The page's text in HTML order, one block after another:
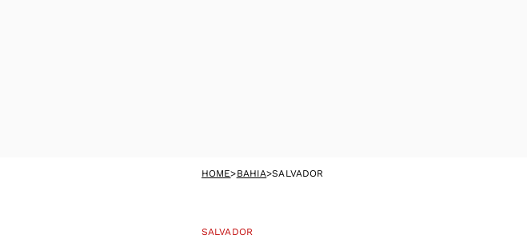
HOME>BAHIA>SALVADOR
SALVADOR